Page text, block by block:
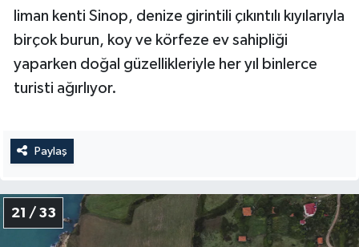
liman kenti Sinop, denize girintili çıkıntılı kıyılarıyla
birçok burun, koy ve körfeze ev sahipliği
yaparken doğal güzellikleriyle her yıl binlerce
turisti ağırlıyor.
Paylaş
21 / 33